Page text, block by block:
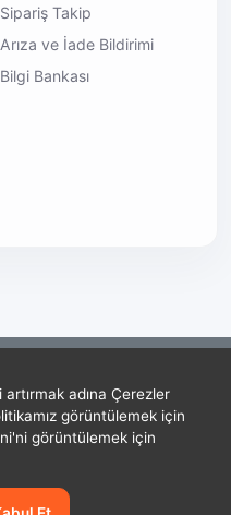
adına Çerezler
görüntülemek için
görüntülemek için
Sipariş Takip
Arıza ve İade Bildirimi
Bilgi Bankası